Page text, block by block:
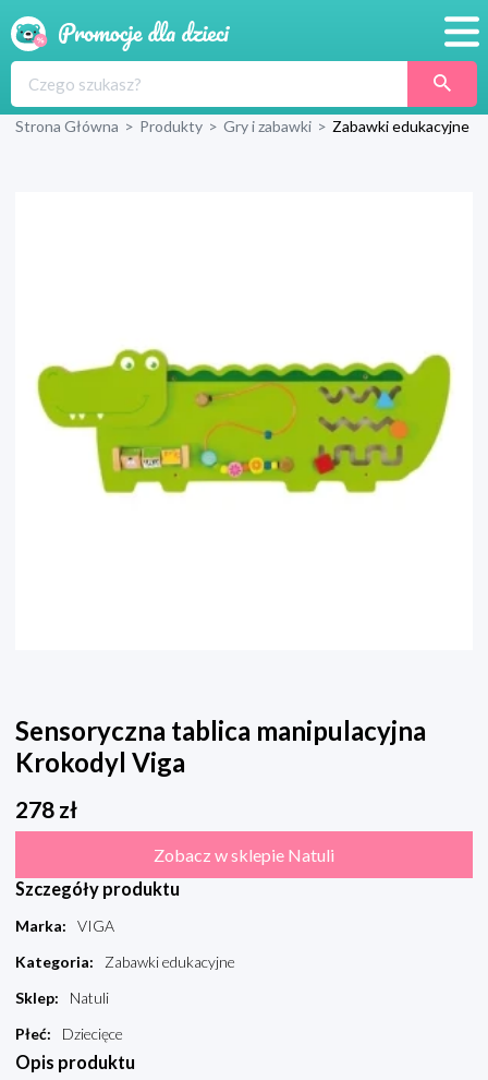
Produkty
Strona Główna > Produkty > Gry i zabawki > Zabawki edukacyjne
Sensoryczna tablica manipulacyjna
Krokodyl Viga
278 zł
Zobacz w sklepie Natuli
Szczegóły produktu
Marka:
VIGA
Kategoria:
Zabawki edukacyjne
Sklep:
Natuli
Płeć: Dziecięce
Opis produktu